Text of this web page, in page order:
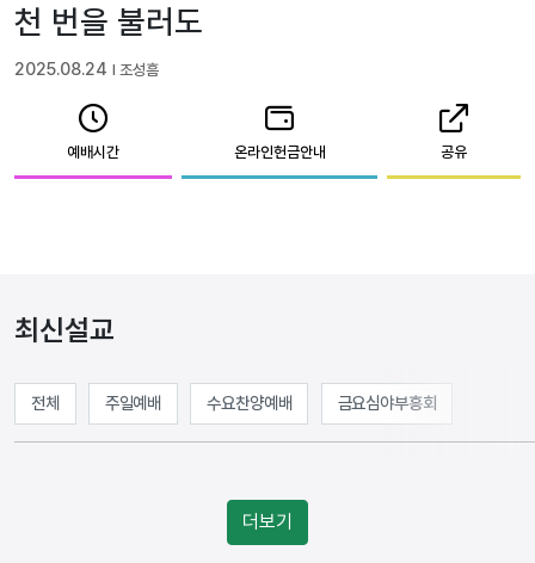
천 번을 불러도
2025.08.24 l 조성흠
예배시간 온라인헌금안내 공유
최신설교
전체 주일예배 수요찬양예배 금요심야부흥회
더보기